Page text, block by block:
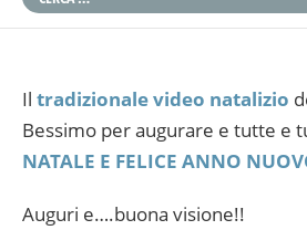
Il tradizionale video natalizio
Bessimo per augurare e tutte e
NATALE E FELICE ANNO
Auguri e….buona visione!!